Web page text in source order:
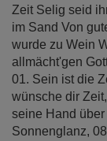
Zeit Selig seid
im Sand Von
wurde zu Wein
allmächt'gen
01. Sein ist die
wünsche dir
seine Hand
Sonnenglanz,